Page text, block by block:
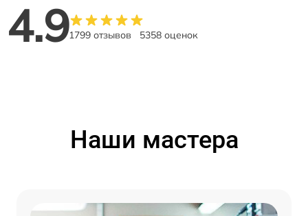
4.91799 отзывов 5358 оценок
Наши мастера